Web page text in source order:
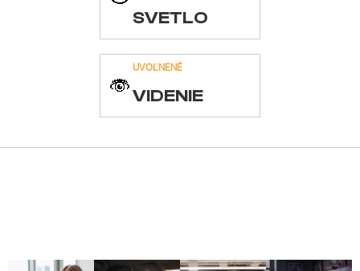
SVETLO
UVOĽNENÉ
VIDENIE